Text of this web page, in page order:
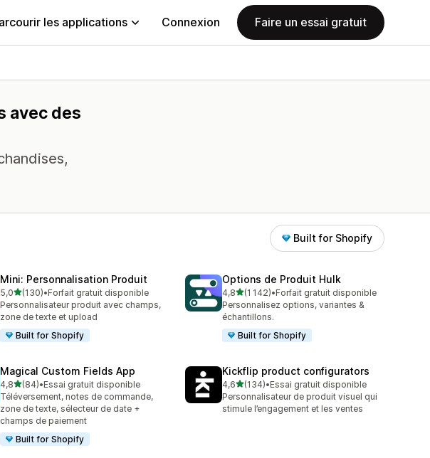
les applications Connexion Faire un essai gratuit
avec des
Built for Shopify
Mini: Personnalisation Produit
5,0étoile(s) sur 5
(130)
130 avis au total
•Forfait gratuit disponible
Personnalisateur produit avec champs,
zone de texte et upload
Built for Shopify
Options de Produit Hulk
4,8étoile(s) sur 5
(1 142)
1142 avis au total
•Forfait gratuit disponible
Personnalisez options, variantes &
échantillons.
Built for Shopify
Magical Custom Fields App
4,8étoile(s) sur 5
(84)
84 avis au total
•Essai gratuit disponible
Téléversement, notes de commande,
zone de texte, sélecteur de date +
champs de paiement
Built for Shopify
Kickflip product configurators
4,6étoile(s) sur 5
(134)
134 avis au total
•Essai gratuit disponible
Personnalisateur de produit visuel qui
stimule l’engagement et les ventes